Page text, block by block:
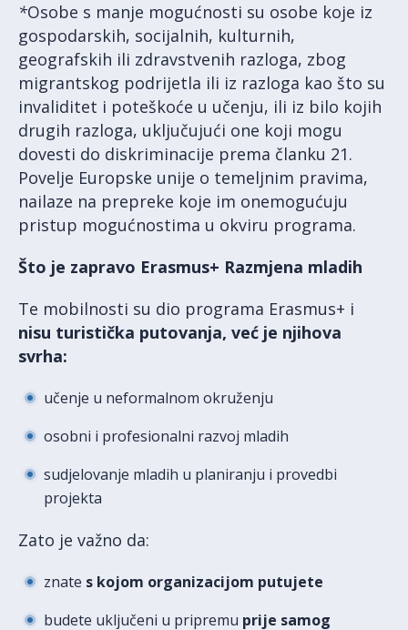
*Osobe s manje mogućnosti su osobe koje iz
gospodarskih, socijalnih, kulturnih,
geografskih ili zdravstvenih razloga, zbog
migrantskog podrijetla ili iz razloga kao što su
invaliditet i poteškoće u učenju, ili iz bilo kojih
drugih razloga, uključujući one koji mogu
dovesti do diskriminacije prema članku 21.
Povelje Europske unije o temeljnim pravima,
nailaze na prepreke koje im onemogućuju
pristup mogućnostima u okviru programa.
Što je zapravo Erasmus+ Razmjena mladih
Te mobilnosti su dio programa Erasmus+ i
nisu turistička putovanja, već je njihova
svrha:
učenje u neformalnom okruženju
osobni i profesionalni razvoj mladih
sudjelovanje mladih u planiranju i provedbi
projekta
Zato je važno da:
znate s kojom organizacijom putujete
budete uključeni u pripremu prije samog